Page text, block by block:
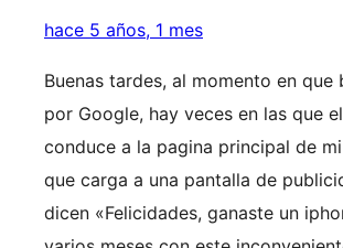
hace 5 años, 1 mes
Buenas tardes, al momento en que
por Google, hay veces en las que
conduce a la pagina principal de
que carga a una pantalla de
dicen «Felicidades, ganaste un